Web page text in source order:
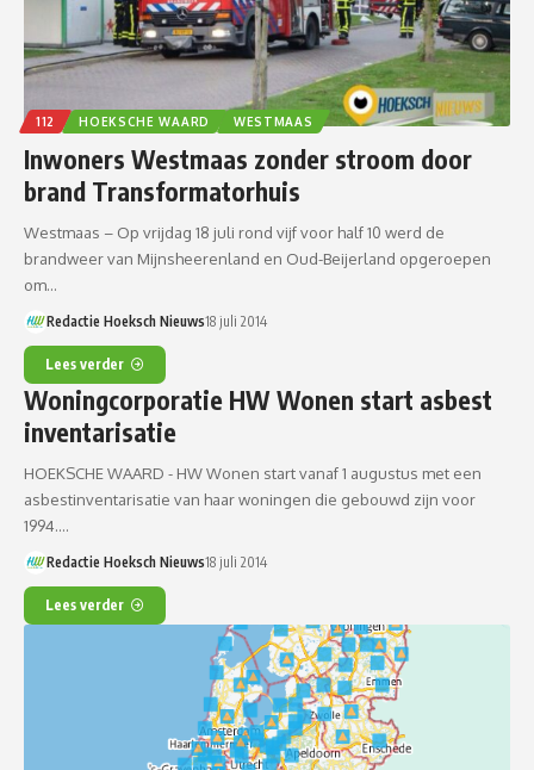
112 HOEKSCHE WAARD WESTMAAS
Inwoners Westmaas zonder stroom door
brand Transformatorhuis
Westmaas – Op vrijdag 18 juli rond vijf voor half 10 werd de
brandweer van Mijnsheerenland en Oud-Beijerland opgeroepen
om…
Redactie Hoeksch Nieuws18 juli 2014
Lees verder
Woningcorporatie HW Wonen start asbest
inventarisatie
HOEKSCHE WAARD - HW Wonen start vanaf 1 augustus met een
asbestinventarisatie van haar woningen die gebouwd zijn voor
1994.…
Redactie Hoeksch Nieuws18 juli 2014
Lees verder